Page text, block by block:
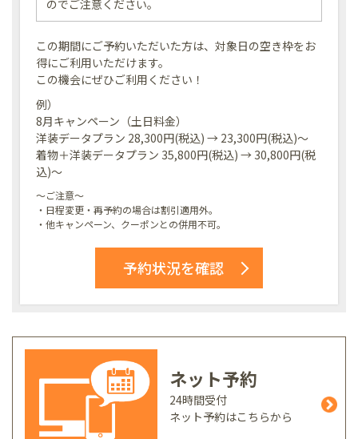
のでご注意ください。
この期間にご予約いただいた方は、対象日の空き枠をお
得にご利用いただけます。
この機会にぜひご利用ください！
例）
8月キャンペーン（土日料金）
洋装データプラン 28,300円(税込) → 23,300円(税込)～
着物＋洋装データプラン 35,800円(税込) → 30,800円(税
込)～
～ご注意～
・日程変更・再予約の場合は割引適用外。
・他キャンペーン、クーポンとの併用不可。
予約状況を確認
ネット予約
24時間受付
ネット予約はこちらから